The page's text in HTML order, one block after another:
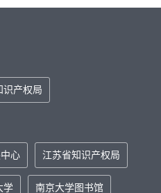
识产权局
心 江苏省知识产权局
学 南京大学图书馆